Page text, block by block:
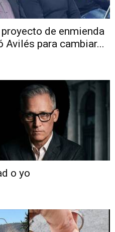
de enmienda
Avilés para cambiar...
o yo